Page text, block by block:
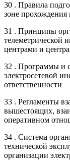
30 . Правила
зоне прохождения
31 . Принципы
телеметрической
центрами и
32 . Программы и
электросетевой
ответственности
33 . Регламенты
вышестоящих,
оперативном
34 . Система
технической
организации